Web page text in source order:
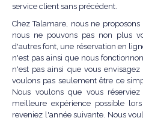
service client sans précédent.
Chez Talamare, nous ne
nous ne pouvons pas non plus
d'autres font, une réservation en
n'est pas ainsi que nous
n'est pas ainsi que vous
voulons pas seulement être ce
Nous voulons que vous
meilleure expérience possible
reveniez l'année suivante. Nous